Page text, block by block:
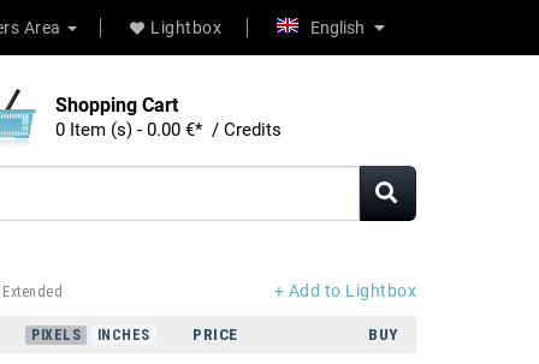
Area Lightbox English
Shopping Cart
0 Item (s) - 0.00 €* / Credits
+ Add to Lightbox
PIXELS INCHES PRICE BUY